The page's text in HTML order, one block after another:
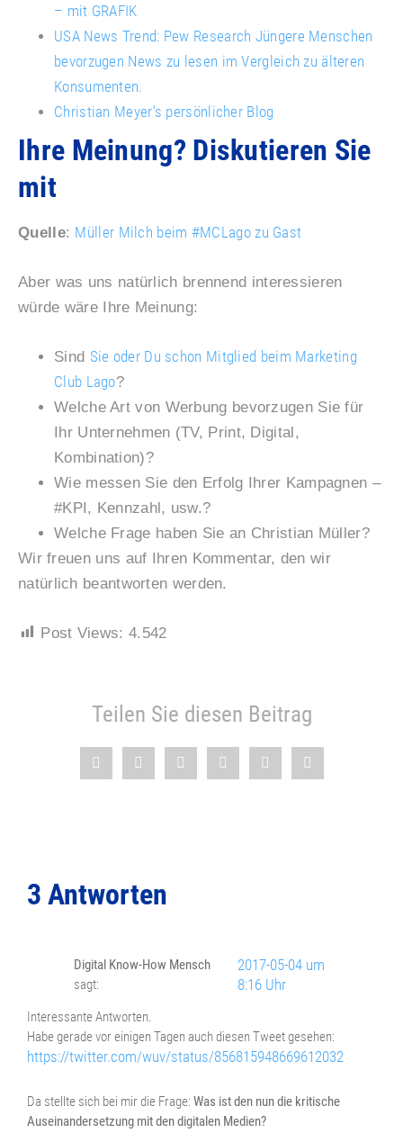
– mit GRAFIK
USA News Trend: Pew Research Jüngere Menschen
bevorzugen News zu lesen im Vergleich zu älteren
Konsumenten.
Christian Meyer’s persönlicher Blog
Ihre Meinung? Diskutieren Sie
mit
Quelle: Müller Milch beim #MCLago zu Gast
Aber was uns natürlich brennend interessieren
würde wäre Ihre Meinung:
Sind Sie oder Du schon Mitglied beim Marketing
Club Lago?
Welche Art von Werbung bevorzugen Sie für
Ihr Unternehmen (TV, Print, Digital,
Kombination)?
Wie messen Sie den Erfolg Ihrer Kampagnen –
#KPI, Kennzahl, usw.?
Welche Frage haben Sie an Christian Müller?
Wir freuen uns auf Ihren Kommentar, den wir
natürlich beantworten werden.
Post Views: 4.542
Teilen Sie diesen Beitrag
3 Antworten
Digital Know-How Mensch
sagt:
2017-05-04 um
8:16 Uhr
Interessante Antworten.
Habe gerade vor einigen Tagen auch diesen Tweet gesehen:
https://twitter.com/wuv/status/856815948669612032
Da stellte sich bei mir die Frage: Was ist den nun die kritische
Auseinandersetzung mit den digitalen Medien?